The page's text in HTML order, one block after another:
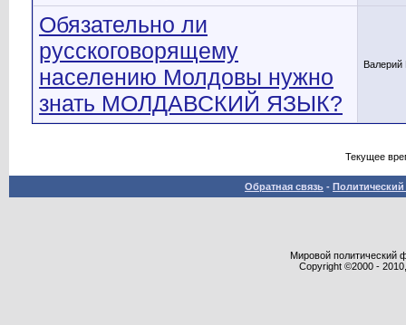
Обязательно ли
русскоговорящему
населению Молдовы нужно
знать МОЛДАВСКИЙ ЯЗЫК?
Текущее
Обратная связь -
Мировой политический
Copyright ©2000 -